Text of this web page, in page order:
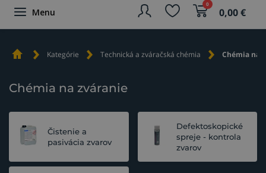
Menu
0
0,00€
Kategórie Technická a zváračská chémia Chémia na
Chémia na zváranie
Čistenie a
pasivácia zvarov
Defektoskopické
spreje - kontrola
zvarov